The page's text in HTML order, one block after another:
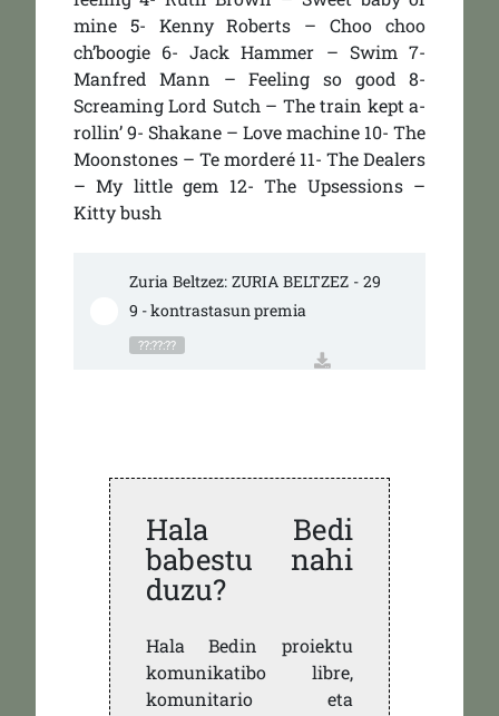
mine 5- Kenny Roberts – Choo choo
ch’boogie 6- Jack Hammer – Swim 7-
Manfred Mann – Feeling so good 8-
Screaming Lord Sutch – The train kept a-
rollin’ 9- Shakane – Love machine 10- The
Moonstones – Te morderé 11- The Dealers
– My little gem 12- The Upsessions –
Kitty bush
Zuria Beltzez: ZURIA BELTZEZ - 29
9 - kontrastasun premia
??:??:??
Hala Bedi
babestu nahi
duzu?
Hala Bedin proiektu
komunikatibo libre,
komunitario eta